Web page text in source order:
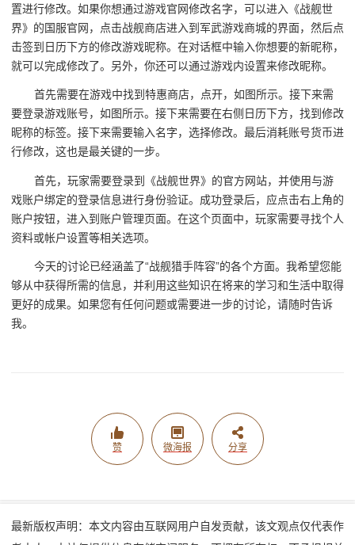
置进行修改。如果你想通过游戏官网修改名字，可以进入《战舰世
界》的国服官网，点击战舰商店进入到军武游戏商城的界面，然后点
击签到日历下方的修改游戏昵称。在对话框中输入你想要的新昵称，
就可以完成修改了。另外，你还可以通过游戏内设置来修改昵称。
首先需要在游戏中找到特惠商店，点开，如图所示。接下来需
要登录游戏账号，如图所示。接下来需要在右侧日历下方，找到修改
昵称的标签。接下来需要输入名字，选择修改。最后消耗账号货币进
行修改，这也是最关键的一步。
首先，玩家需要登录到《战舰世界》的官方网站，并使用与游
戏账户绑定的登录信息进行身份验证。成功登录后，应点击右上角的
账户按钮，进入到账户管理页面。在这个页面中，玩家需要寻找个人
资料或帐户设置等相关选项。
今天的讨论已经涵盖了“战舰猎手阵容”的各个方面。我希望您能
够从中获得所需的信息，并利用这些知识在将来的学习和生活中取得
更好的成果。如果您有任何问题或需要进一步的讨论，请随时告诉
我。
赞 微海报 分享
最新版权声明：本文内容由互联网用户自发贡献，该文观点仅代表作